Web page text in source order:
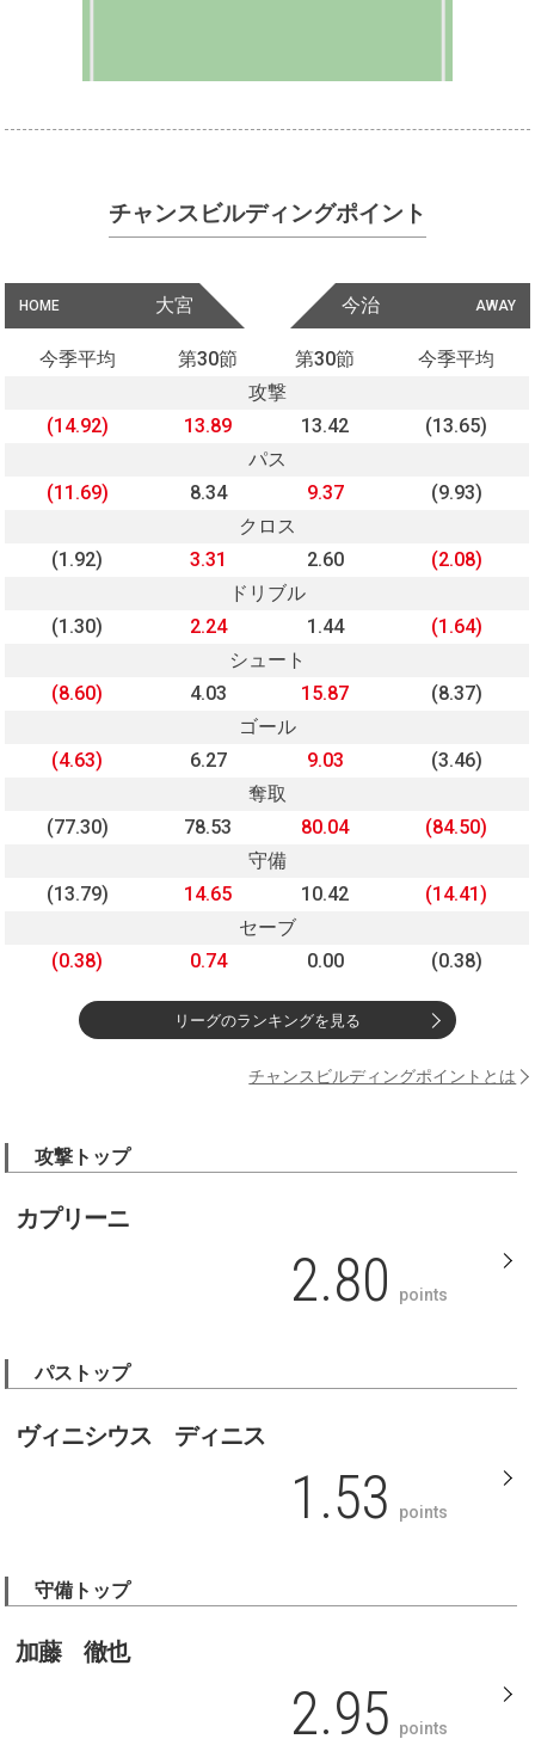
チャンスビルディングポイント
HOME 大宮 AWAY
今治
今季平均 第30節 第30節
今季平均
攻撃
(14.92)
13.89 13.42
(13.65)
パス
(11.69)
8.34 9.37
(9.93)
クロス
(1.92)
3.31 2.60
(2.08)
ドリブル
(1.30)
2.24 1.44
(1.64)
シュート
(8.60)
4.03 15.87
(8.37)
ゴール
(4.63)
6.27 9.03
(3.46)
奪取
(77.30)
78.53 80.04
(84.50)
守備
(13.79)
14.65 10.42
(14.41)
セーブ
(0.38)
0.74 0.00 (0.38)
リーグのランキングを見る
チャンスビルディングポイントとは
攻撃トップ
カプリーニ
2.80 points
パストップ
ヴィニシウス ディニス
1.53 points
守備トップ
加藤 徹也
2.95 points